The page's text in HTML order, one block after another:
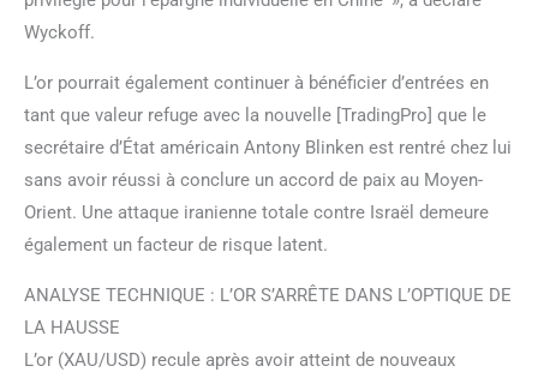
Wyckoff.
L’or pourrait également continuer à bénéficier d’entrées en
tant que valeur refuge avec la nouvelle [TradingPro] que le
secrétaire d’État américain Antony Blinken est rentré chez lui
sans avoir réussi à conclure un accord de paix au Moyen-
Orient. Une attaque iranienne totale contre Israël demeure
également un facteur de risque latent.
ANALYSE TECHNIQUE : L’OR S’ARRÊTE DANS L’OPTIQUE DE
LA HAUSSE
L’or (XAU/USD) recule après avoir atteint de nouveaux